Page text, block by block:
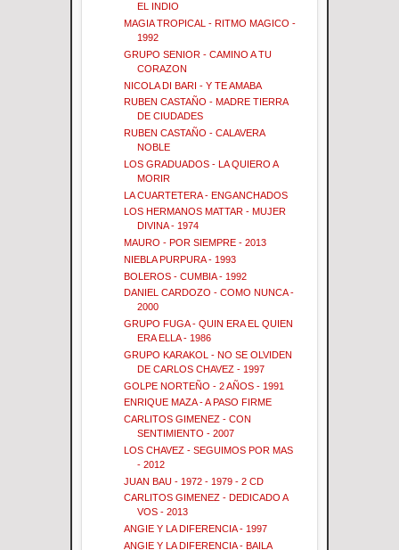
EL INDIO
MAGIA TROPICAL - RITMO MAGICO -
1992
GRUPO SENIOR - CAMINO A TU
CORAZON
NICOLA DI BARI - Y TE AMABA
RUBEN CASTAÑO - MADRE TIERRA
DE CIUDADES
RUBEN CASTAÑO - CALAVERA
NOBLE
LOS GRADUADOS - LA QUIERO A
MORIR
LA CUARTETERA - ENGANCHADOS
LOS HERMANOS MATTAR - MUJER
DIVINA - 1974
MAURO - POR SIEMPRE - 2013
NIEBLA PURPURA - 1993
BOLEROS - CUMBIA - 1992
DANIEL CARDOZO - COMO NUNCA -
2000
GRUPO FUGA - QUIN ERA EL QUIEN
ERA ELLA - 1986
GRUPO KARAKOL - NO SE OLVIDEN
DE CARLOS CHAVEZ - 1997
GOLPE NORTEÑO - 2 AÑOS - 1991
ENRIQUE MAZA - A PASO FIRME
CARLITOS GIMENEZ - CON
SENTIMIENTO - 2007
LOS CHAVEZ - SEGUIMOS POR MAS
- 2012
JUAN BAU - 1972 - 1979 - 2 CD
CARLITOS GIMENEZ - DEDICADO A
VOS - 2013
ANGIE Y LA DIFERENCIA - 1997
ANGIE Y LA DIFERENCIA - BAILA